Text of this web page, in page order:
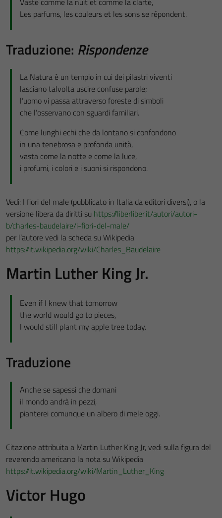
Les parfums, les couleurs et les sons se répondent.
Traduzione: Rispondenze
La Natura è un tempio in cui dei pilastri viventi
lasciano talvolta uscire confuse parole;
l’uomo vi passa attraverso foreste di simboli
che l’osservano con sguardi familiari.
Come lunghi echi che da lontano si confondono
in una tenebrosa e profonda unità,
vasta come la notte e come la luce,
i profumi, i colori e i suoni si rispondono.
Vedi: I fiori del male (pubblicato in Italia da editori diversi), o la
versione libera da diritti su https://liberliber.it/autori/autori-
b/charles-baudelaire/i-fiori-del-male/
per l’autore vedi la scheda su Wikipedia
https://it.wikipedia.org/wiki/Charles_Baudelaire
Martin Luther King Jr.
Even if I knew that tomorrow
the world would go to pieces,
I would still plant my apple tree today.
Traduzione
Anche se sapessi che domani
il mondo andrà in pezzi,
pianterei comunque un albero di mele oggi.
Citazione attribuita a Martin Luther King Jr, vedi sulla figura del
reverendo americano la nota su Wikipedia
https://it.wikipedia.org/wiki/Martin_Luther_King
Victor Hugo